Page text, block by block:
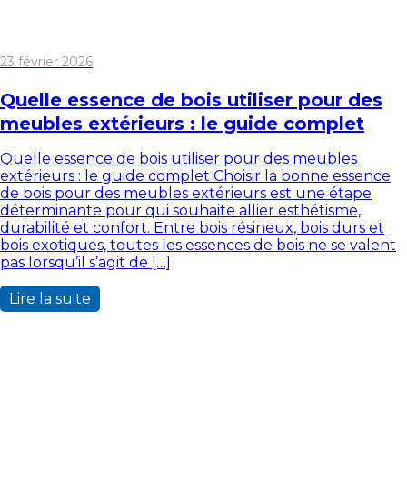
23 février 2026
Quelle essence de bois utiliser pour des
meubles extérieurs : le guide complet
Quelle essence de bois utiliser pour des meubles
extérieurs : le guide complet Choisir la bonne essence
de bois pour des meubles extérieurs est une étape
déterminante pour qui souhaite allier esthétisme,
durabilité et confort. Entre bois résineux, bois durs et
bois exotiques, toutes les essences de bois ne se valent
pas lorsqu’il s’agit de […]
Lire la suite